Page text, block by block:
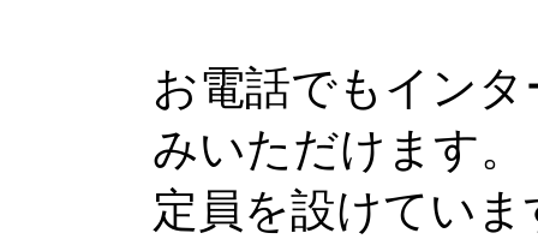
お電話でもイン
みいただけます。
定員を設けてい